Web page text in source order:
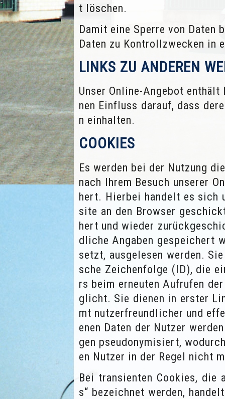
t löschen.
Damit eine Sperre von Daten
Daten zu Kontrollzwecken in
LINKS ZU ANDEREN
Unser Online-Angebot
nen Einfluss darauf, dass
n einhalten.
COOKIES
Es werden bei der Nutzung
nach Ihrem Besuch unserer
hert. Hierbei handelt es sich
site an den Browser
hert und wieder
dliche Angaben gespeichert
setzt, ausgelesen werden.
sche Zeichenfolge (ID), die
rs beim erneuten Aufrufen
glicht. Sie dienen in erster
mt nutzerfreundlicher und
enen Daten der Nutzer
gen pseudonymisiert,
en Nutzer in der Regel nicht
Bei transienten Cookies, die
s“ bezeichnet werden,